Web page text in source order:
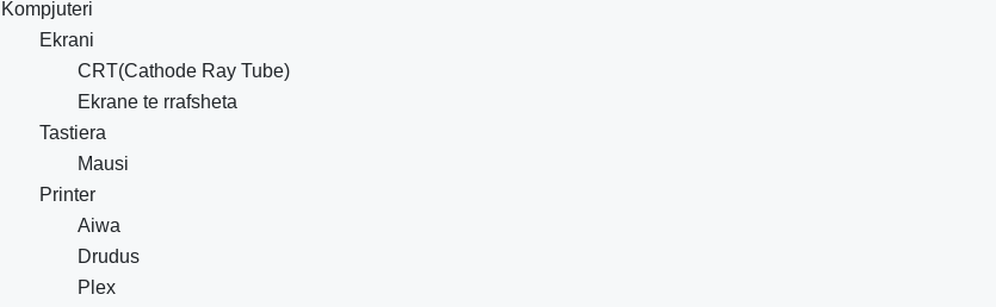
Kompjuteri
Ekrani
CRT(Cathode Ray Tube)
Ekrane te rrafsheta
Tastiera
Mausi
Printer
Aiwa
Drudus
Plex